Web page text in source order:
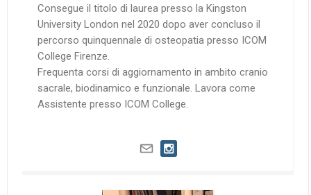
Consegue il titolo di laurea presso la Kingston
University London nel 2020 dopo aver concluso il
percorso quinquennale di osteopatia presso ICOM
College Firenze.
Frequenta corsi di aggiornamento in ambito cranio
sacrale, biodinamico e funzionale. Lavora come
Assistente presso ICOM College.